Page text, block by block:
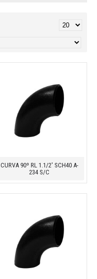
CURVA 90º RL 1.1/2' SCH40 A-
234 S/C